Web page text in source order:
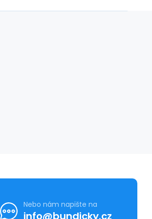
Nebo nám napište na
info@bundicky.cz